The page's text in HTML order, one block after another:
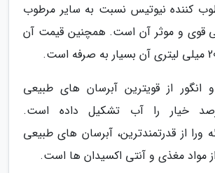
کننده نیوتیس نسبت به سایر مرطوب
قوی و موثر آن است. همچنین قیمت آن
و انگور از قویترین آبرسان های طبیعی
97 درصد خیار را آب تشکیل داده است.
ورا از قدرتمندترین، آبرسان های طبیعی
مواد مغذی و آنتی اکسیدان ها است.